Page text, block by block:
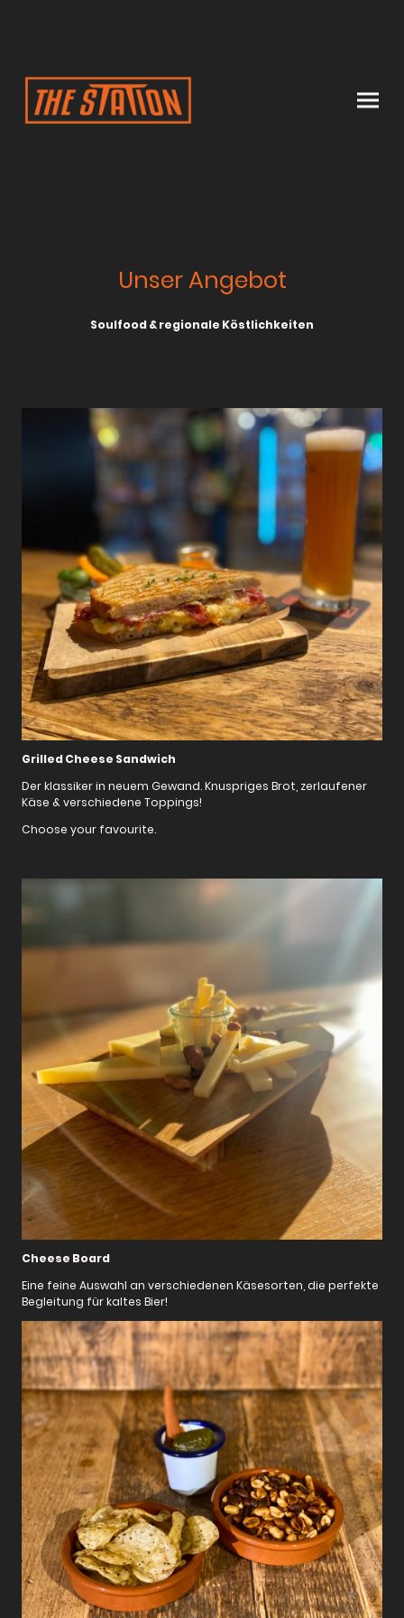
Unser Angebot
Soulfood & regionale Köstlichkeiten
Grilled Cheese Sandwich
Der klassiker in neuem Gewand. Knuspriges Brot, zerlaufener
Käse & verschiedene Toppings!
Choose your favourite.
Cheese Board
Eine feine Auswahl an verschiedenen Käsesorten, die perfekte
Begleitung für kaltes Bier!